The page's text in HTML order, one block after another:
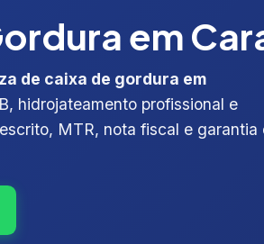
em
de caixa de gordura em
hidrojateamento profissional e
MTR, nota fiscal e garantia